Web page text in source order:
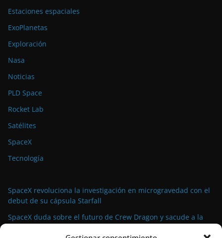
Estaciones espaciales
ExoPlanetas
Exploración
Nasa
Noticias
PLD Space
Rocket Lab
Satélites
SpaceX
Tecnología
SpaceX revoluciona la investigación en microgravedad con el
debut de su cápsula Starfall
SpaceX duda sobre el futuro de Crew Dragon y sacude a la